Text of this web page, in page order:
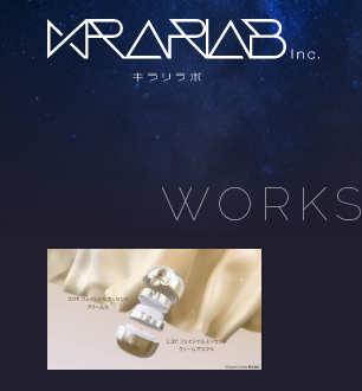
WORKS